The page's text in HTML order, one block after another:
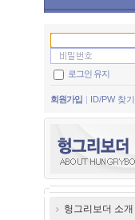
로그인 유지
회원가입 ID/PW 찾기
헝그리보더 소개